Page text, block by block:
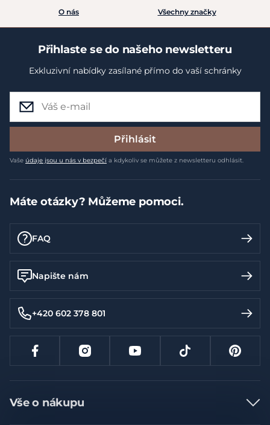
O nás Všechny značky
Přihlaste se do našeho newsletteru
Exkluzivní nabídky zasílané přímo do vaší schránky
Přihlásit
Vaše údaje jsou u nás v bezpečí a kdykoliv se můžete z newsletteru odhlásit.
Máte otázky? Můžeme pomoci.
FAQ
Napište nám
+420 602 378 801
Vše o nákupu